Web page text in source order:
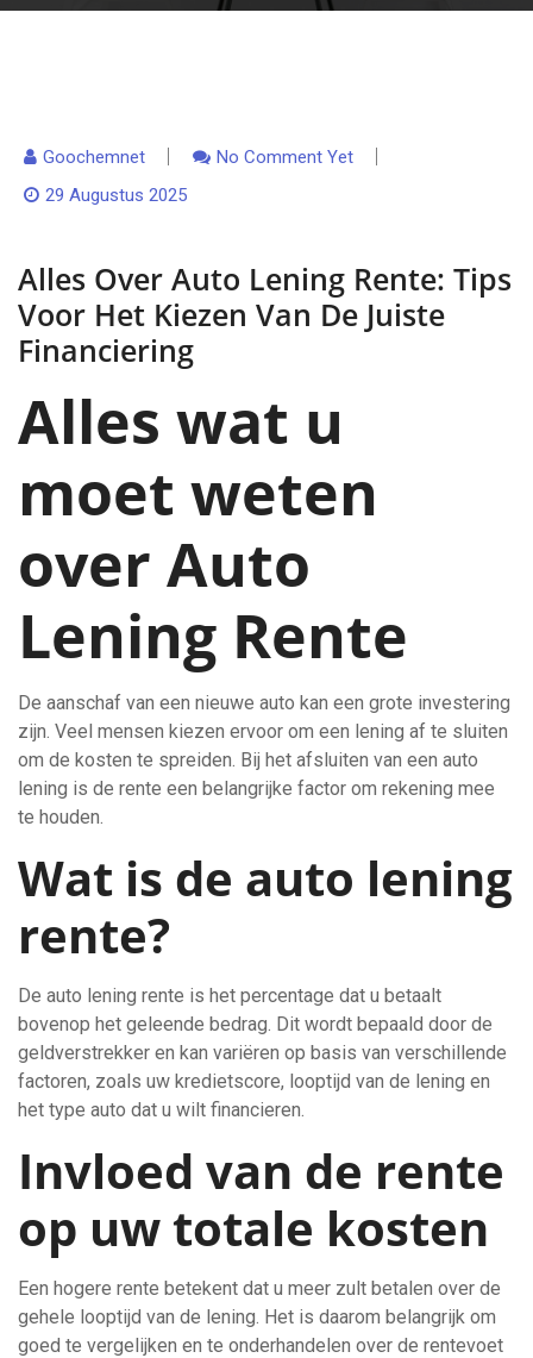
Goochemnet
No Comment Yet
29 Augustus 2025
Alles Over Auto Lening Rente: Tips
Voor Het Kiezen Van De Juiste
Financiering
Alles wat u
moet weten
over Auto
Lening Rente
De aanschaf van een nieuwe auto kan een grote investering
zijn. Veel mensen kiezen ervoor om een lening af te sluiten
om de kosten te spreiden. Bij het afsluiten van een auto
lening is de rente een belangrijke factor om rekening mee
te houden.
Wat is de auto lening
rente?
De auto lening rente is het percentage dat u betaalt
bovenop het geleende bedrag. Dit wordt bepaald door de
geldverstrekker en kan variëren op basis van verschillende
factoren, zoals uw kredietscore, looptijd van de lening en
het type auto dat u wilt financieren.
Invloed van de rente
op uw totale kosten
Een hogere rente betekent dat u meer zult betalen over de
gehele looptijd van de lening. Het is daarom belangrijk om
goed te vergelijken en te onderhandelen over de rentevoet